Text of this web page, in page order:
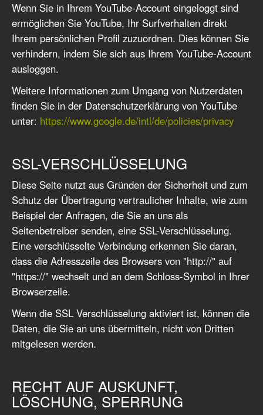
Wenn Sie in Ihrem YouTube-Account eingeloggt sind
ermöglichen Sie YouTube, Ihr Surfverhalten direkt
Ihrem persönlichen Profil zuzuordnen. Dies können Sie
verhindern, indem Sie sich aus Ihrem YouTube-Account
ausloggen.
Weitere Informationen zum Umgang von Nutzerdaten
finden Sie in der Datenschutzerklärung von YouTube
unter: https://www.google.de/intl/de/policies/privacy
SSL-VERSCHLÜSSELUNG
Diese Seite nutzt aus Gründen der Sicherheit und zum
Schutz der Übertragung vertraulicher Inhalte, wie zum
Beispiel der Anfragen, die Sie an uns als
Seitenbetreiber senden, eine SSL-Verschlüsselung.
Eine verschlüsselte Verbindung erkennen Sie daran,
dass die Adresszeile des Browsers von "http://" auf
"https://" wechselt und an dem Schloss-Symbol in Ihrer
Browserzeile.
Wenn die SSL Verschlüsselung aktiviert ist, können die
Daten, die Sie an uns übermitteln, nicht von Dritten
mitgelesen werden.
RECHT AUF AUSKUNFT,
LÖSCHUNG, SPERRUNG